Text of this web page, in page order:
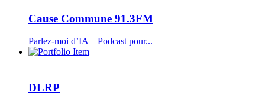
Cause Commune 91.3FM
Parlez-moi d’IA – Podcast pour...
DLRP